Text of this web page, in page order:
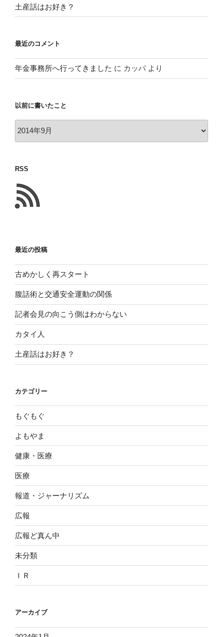
土産話はお好き？
最近のコメント
年金事務所へ行ってきました に カッパより
以前に書いたこと
い
た
こ
と
RSS
最近の投稿
古めかしく再スタート
腹話術と交通安全運動の関係
記者会見の向こう側はわからない
カタイ人
土産話はお好き？
カテゴリー
もぐもぐ
よもやま
健康・医療
医療
報道・ジャーナリズム
広報
広報ど真ん中
未分類
ＩＲ
アーカイブ